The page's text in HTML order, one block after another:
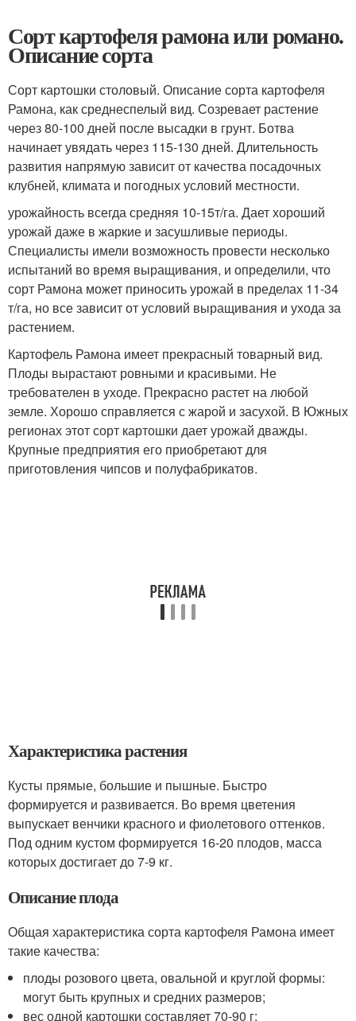
Сорт картофеля рамона или романо.
Описание сорта
Сорт картошки столовый. Описание сорта картофеля
Рамона, как среднеспелый вид. Созревает растение
через 80-100 дней после высадки в грунт. Ботва
начинает увядать через 115-130 дней. Длительность
развития напрямую зависит от качества посадочных
клубней, климата и погодных условий местности.
урожайность всегда средняя 10-15т/га. Дает хороший
урожай даже в жаркие и засушливые периоды.
Специалисты имели возможность провести несколько
испытаний во время выращивания, и определили, что
сорт Рамона может приносить урожай в пределах 11-34
т/га, но все зависит от условий выращивания и ухода за
растением.
Картофель Рамона имеет прекрасный товарный вид.
Плоды вырастают ровными и красивыми. Не
требователен в уходе. Прекрасно растет на любой
земле. Хорошо справляется с жарой и засухой. В Южных
регионах этот сорт картошки дает урожай дважды.
Крупные предприятия его приобретают для
приготовления чипсов и полуфабрикатов.
Характеристика растения
Кусты прямые, большие и пышные. Быстро
формируется и развивается. Во время цветения
выпускает венчики красного и фиолетового оттенков.
Под одним кустом формируется 16-20 плодов, масса
которых достигает до 7-9 кг.
Описание плода
Общая характеристика сорта картофеля Рамона имеет
такие качества:
плоды розового цвета, овальной и круглой формы:
могут быть крупных и средних размеров;
вес одной картошки составляет 70-90 г;